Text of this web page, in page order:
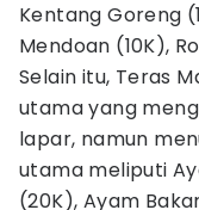
Kentang Goreng
Mendoan (10K),
Selain itu, Teras
utama yang
lapar, namun
utama meliputi
(20K), Ayam